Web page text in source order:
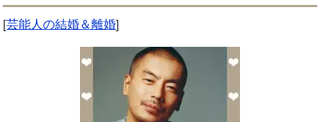
[芸能人の結婚＆離婚]